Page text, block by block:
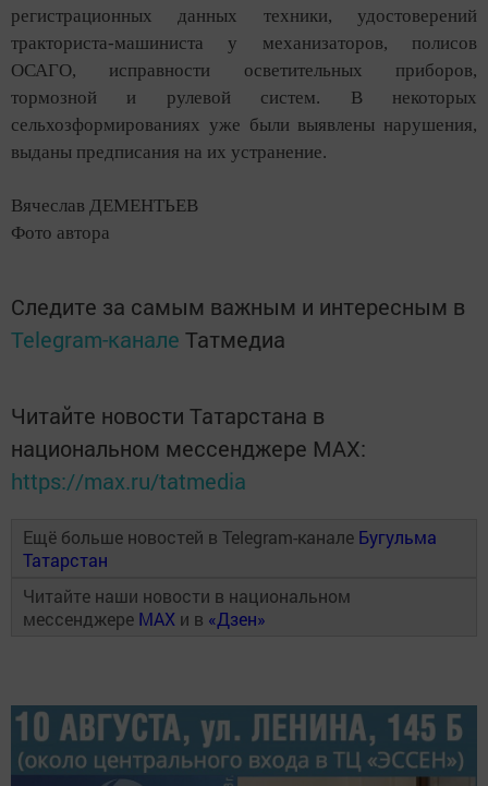
регистрационных данных техники, удостоверений
тракториста-машиниста у механизаторов, полисов
ОСАГО, исправности осветительных приборов,
тормозной и рулевой систем. В некоторых
сельхозформированиях уже были выявлены нарушения,
выданы предписания на их устранение.
Вячеслав ДЕМЕНТЬЕВ
Фото автора
Следите за самым важным и интересным в
Telegram-канале Татмедиа
Читайте новости Татарстана в
национальном мессенджере MАХ:
https://max.ru/tatmedia
Ещё больше новостей в Telegram-канале Бугульма
Татарстан
Читайте наши новости в национальном
мессенджере MAX и в «Дзен»